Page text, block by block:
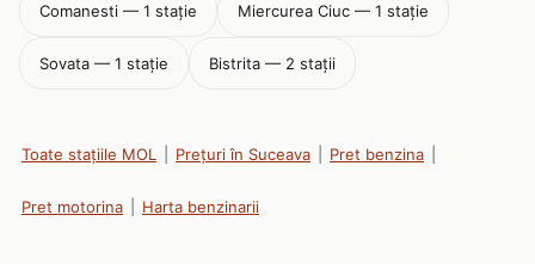
Comanesti — 1 stație Miercurea Ciuc — 1 stație
Sovata — 1 stație Bistrita — 2 stații
Toate stațiile MOL Prețuri în Suceava Pret benzina
Pret motorina Harta benzinarii